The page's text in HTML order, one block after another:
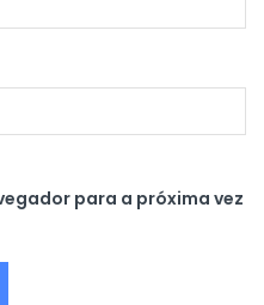
para a próxima vez